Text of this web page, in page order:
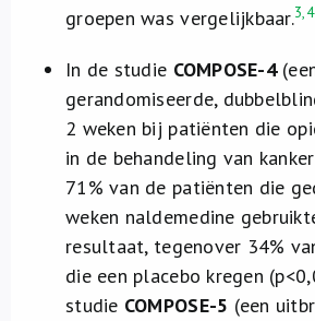
groepen was vergelijkbaar.3,4
In de studie COMPOSE-4
gerandomiseerde,
2 weken bij patiënten die
in de behandeling van
71% van de patiënten die
weken naldemedine
resultaat, tegenover 34%
die een placebo kregen
studie COMPOSE-5 (een